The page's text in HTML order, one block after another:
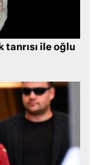
tanrısı ile oğlu